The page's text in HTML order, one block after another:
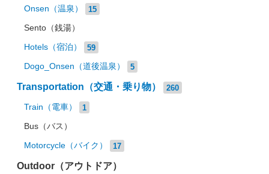
Onsen（温泉） 15
Sento（銭湯）
Hotels（宿泊） 59
Dogo_Onsen（道後温泉） 5
Transportation（交通・乗り物） 260
Train（電車） 1
Bus（バス）
Motorcycle（バイク） 17
Outdoor（アウトドア）